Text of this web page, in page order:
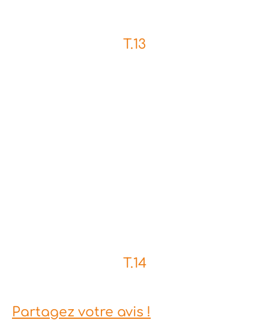
T.13
T.14
Partagez votre avis !